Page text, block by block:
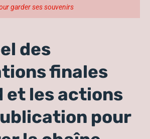
garder ses souvenirs
des
finales
et les actions
pour